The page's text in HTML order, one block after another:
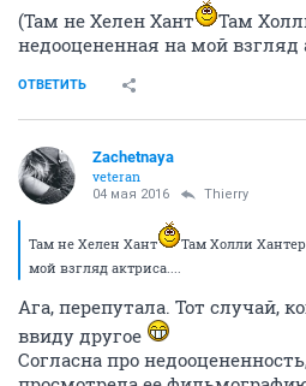
(Там не Хелен Хант
Там
недооцененная на мой взгляд
ОТВЕТИТЬ
Zachetnaya
veteran
04 мая 2016 Thierry
Там не Хелен Хант Там Холли Хантер
мой взгляд актриса....
Ага, перепутала. Тот случай,
ввиду другое
Согласна про